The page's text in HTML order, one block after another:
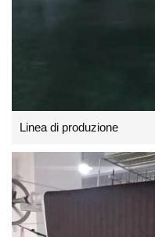
Linea di produzione